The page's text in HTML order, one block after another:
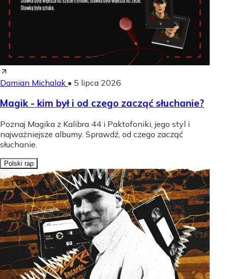
Damian Michalak • 5 lipca 2026
Magik - kim był i od czego zacząć słuchanie?
Poznaj Magika z Kalibra 44 i Paktofoniki, jego styl i
najważniejsze albumy. Sprawdź, od czego zacząć
słuchanie.
Polski rap